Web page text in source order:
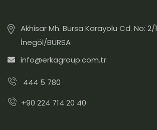
Akhisar Mh. Bursa Karayolu Cd. No: 2/1
İnegöl/BURSA
info@erkagroup.com.tr
444 5 780
+90 224 714 20 40